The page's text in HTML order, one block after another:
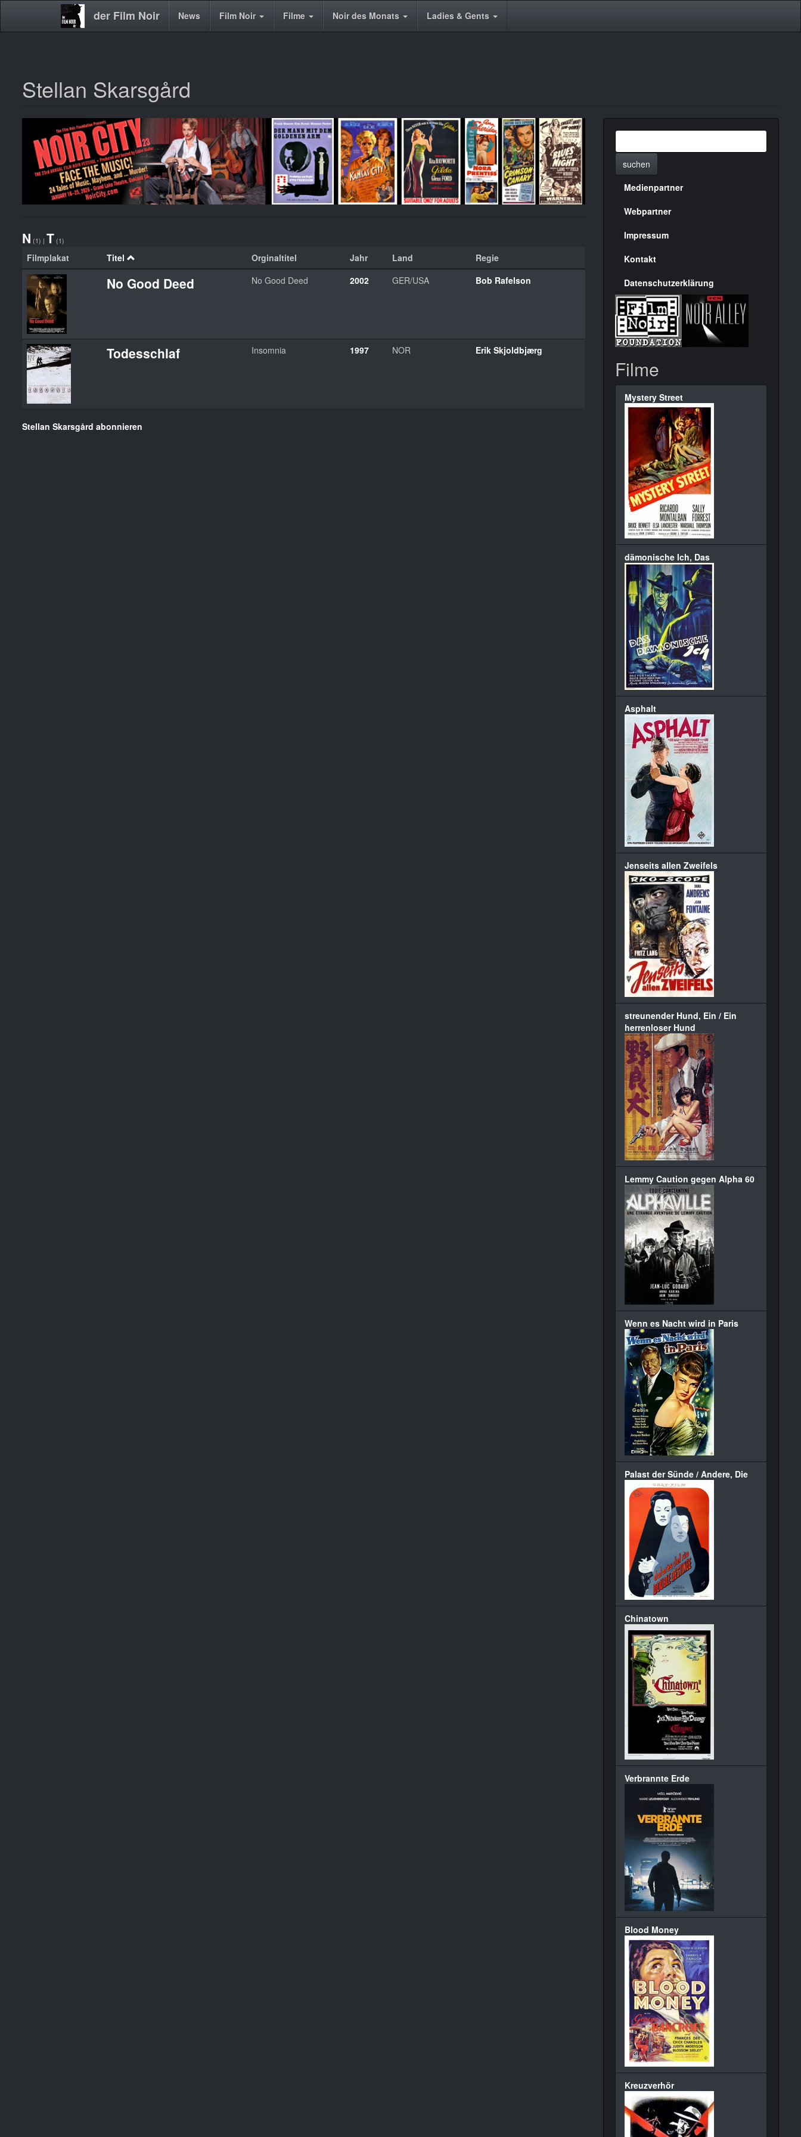
Direkt
der Film Noir
Main News Film Noir Filme Noir des Monats Ladies & Gents
Stellan Skarsgård
N (1) | T (1)
Filmplakat Titel Orginaltitel Jahr Land Regie
No Good Deed No Good Deed 2002 GER/USA Bob Rafelson
Todesschlaf Insomnia 1997 NOR Erik Skjoldbjærg
Stellan Skarsgård abonnieren
suchen
Menülinks
rechte
Seite
Medienpartner
Webpartner
Impressum
Kontakt
Datenschutzerklärung
Filme
Mystery Street
dämonische Ich, Das
Asphalt
Jenseits allen Zweifels
streunender Hund, Ein / Ein
herrenloser Hund
Lemmy Caution gegen Alpha 60
Wenn es Nacht wird in Paris
Palast der Sünde / Andere, Die
Chinatown
Verbrannte Erde
Blood Money
Kreuzverhör